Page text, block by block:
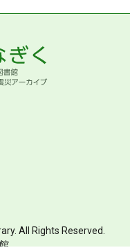
All Rights Reserved.